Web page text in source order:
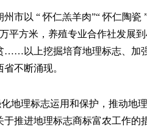
市以 “ 怀仁羔羊肉”“ 怀仁陶瓷
平方米，养殖专业合作社发展
……以上挖掘培育地理标志、加
省不断涌现。
地理标志运用和保护，推动地
于推进地理标志商标富农工作的